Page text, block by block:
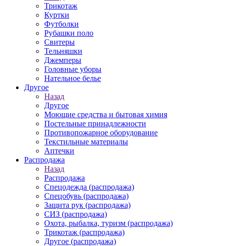
Трикотаж
Куртки
Футболки
Рубашки поло
Свитеры
Тельняшки
Джемперы
Головные уборы
Нательное белье
Другое
Назад
Другое
Моющие средства и бытовая химия
Постельные принадлежности
Противопожарное оборудование
Текстильные материалы
Аптечки
Распродажа
Назад
Распродажа
Спецодежда (распродажа)
Спецобувь (распродажа)
Защита рук (распродажа)
СИЗ (распродажа)
Охота, рыбалка, туризм (распродажа)
Трикотаж (распродажа)
Другое (распродажа)